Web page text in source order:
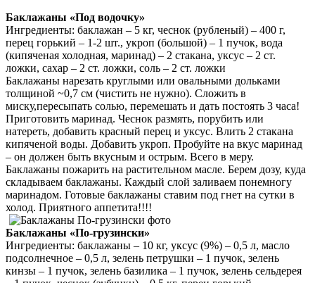
Баклажаны «Под водочку»
Ингредиенты: баклажан – 5 кг, чеснок (рубленый) – 400 г,
перец горький – 1-2 шт., укроп (большой) – 1 пучок, вода
(кипяченая холодная, маринад) – 2 стакана, уксус – 2 ст.
ложки, сахар – 2 ст. ложки, соль – 2 ст. ложки
Баклажаны нарезать круглыми или овальными дольками
толщиной ~0,7 см (чистить не нужно). Сложить в
миску,пересыпать солью, перемешать и дать постоять 3 часа!
Приготовить маринад. Чеснок размять, порубить или
натереть, добавить красный перец и уксус. Влить 2 стакана
кипяченой воды. Добавить укроп. Пробуйте на вкус маринад
– он должен быть вкусным и острым. Всего в меру.
Баклажаны пожарить на растительном масле. Берем дозу, куда
складываем баклажаны. Каждый слой заливаем понемногу
маринадом. Готовые баклажаны ставим под гнет на сутки в
холод. Приятного аппетита!!!!
Баклажаны «По-грузински»
Ингредиенты: баклажаны – 10 кг, уксус (9%) – 0,5 л, масло
подсолнечное – 0,5 л, зелень петрушки – 1 пучок, зелень
кинзы – 1 пучок, зелень базилика – 1 пучок, зелень сельдерея